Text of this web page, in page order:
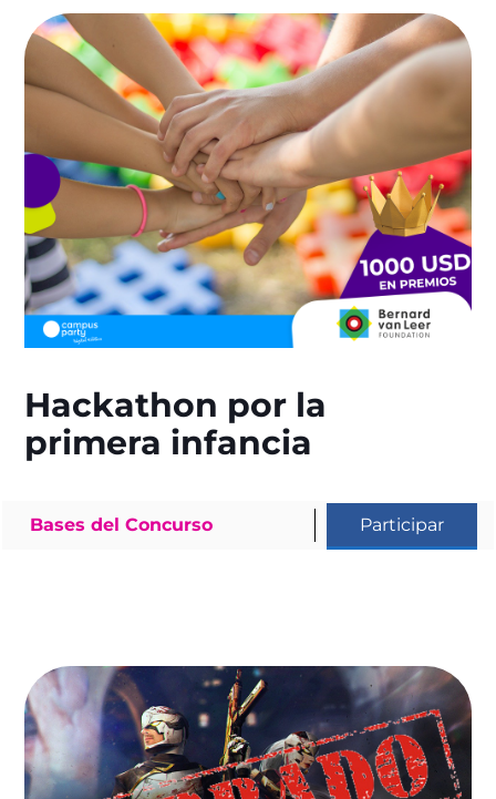
Hackathon por la
primera infancia
Bases del Concurso Participar